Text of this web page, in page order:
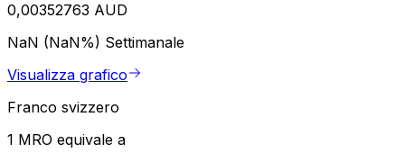
0,00352763 AUD
NaN (NaN%) Settimanale
Visualizza grafico
Franco svizzero
1 MRO equivale a